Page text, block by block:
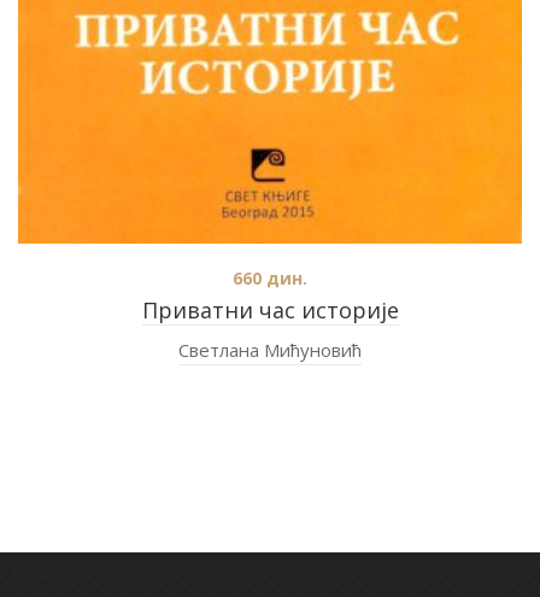
Приватни час историје
660 дин.
Светлана Мићуновић